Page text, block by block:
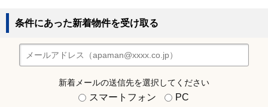
条件にあった新着物件を受け取る
新着メールの送信先を選択してください
スマートフォン PC